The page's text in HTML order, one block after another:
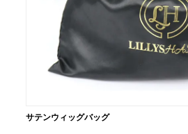
サテンウィッグバッグ